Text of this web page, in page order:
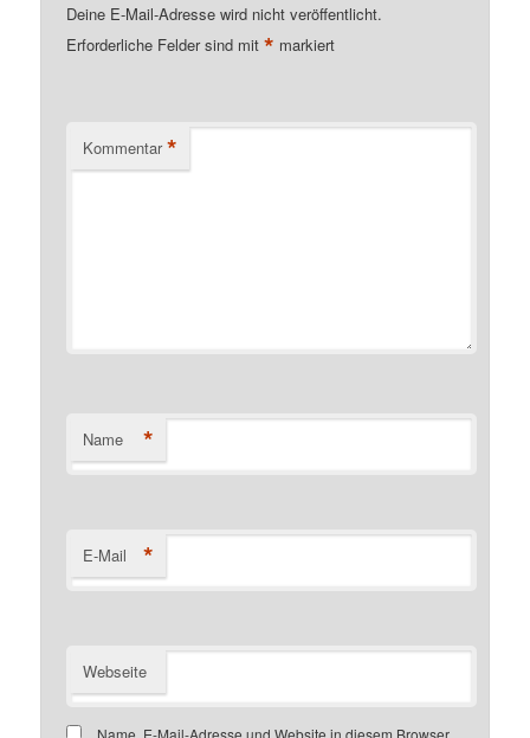
Deine E-Mail-Adresse wird nicht veröffentlicht.
Erforderliche Felder sind mit* markiert
Kommentar *
Name *
E-Mail *
Webseite
Name, E-Mail-Adresse und Website in diesem Browser